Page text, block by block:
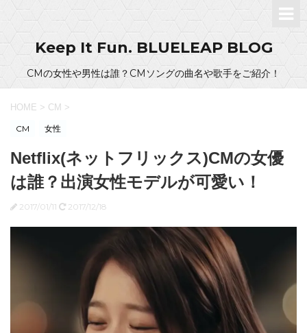
Keep It Fun. BLUELEAP BLOG
CMの女性や男性は誰？CMソングの曲名や歌手をご紹介！
HOME > CM >
CM 女性
Netflix(ネットフリックス)CMの女優
は誰？出演女性モデルが可愛い！
2017/01/11 2017/12/18